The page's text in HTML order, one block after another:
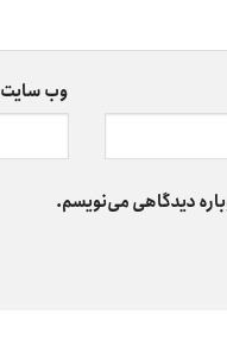
وب‌ سایت
دیدگاهی می‌نویسم.